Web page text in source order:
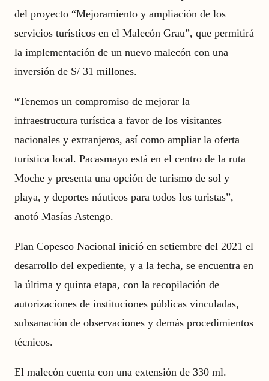
del proyecto “Mejoramiento y ampliación de los
servicios turísticos en el Malecón Grau”, que permitirá
la implementación de un nuevo malecón con una
inversión de S/ 31 millones.
“Tenemos un compromiso de mejorar la
infraestructura turística a favor de los visitantes
nacionales y extranjeros, así como ampliar la oferta
turística local. Pacasmayo está en el centro de la ruta
Moche y presenta una opción de turismo de sol y
playa, y deportes náuticos para todos los turistas”,
anotó Masías Astengo.
Plan Copesco Nacional inició en setiembre del 2021 el
desarrollo del expediente, y a la fecha, se encuentra en
la última y quinta etapa, con la recopilación de
autorizaciones de instituciones públicas vinculadas,
subsanación de observaciones y demás procedimientos
técnicos.
El malecón cuenta con una extensión de 330 ml.